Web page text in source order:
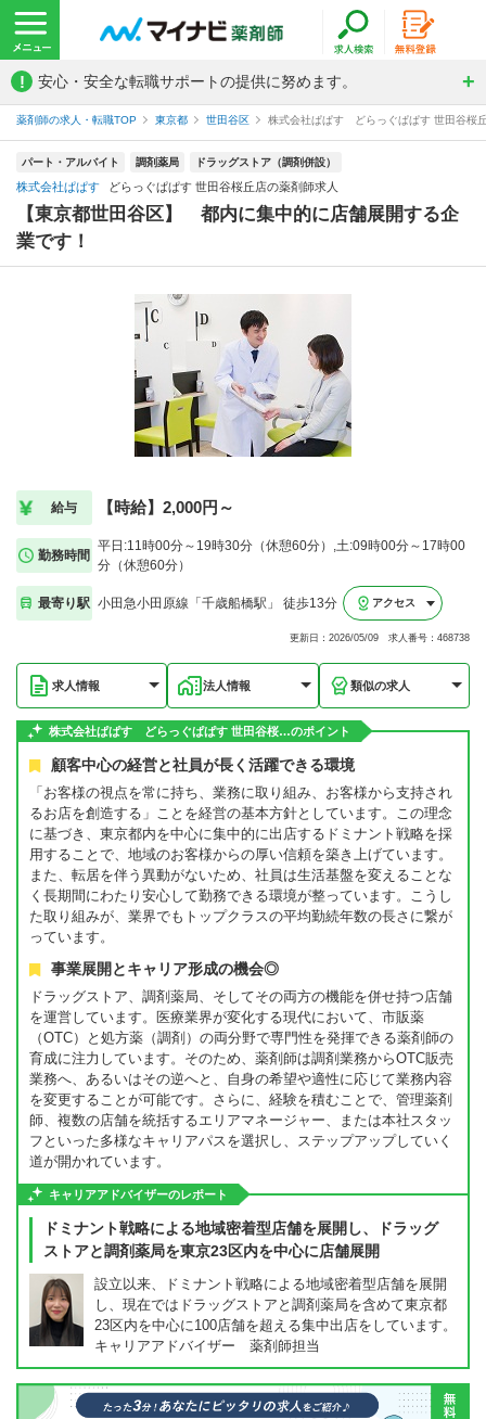
! 安心・安全な転職サポートの提供に努めます。
薬剤師の求人・転職TOP 東京都 世田谷区 株式会社ぱぱす どらっぐぱぱす 世田谷桜
パート・アルバイト 調剤薬局 ドラッグストア（調剤併設）
株式会社ぱぱす どらっぐぱぱす 世田谷桜丘店の薬剤師求人
【東京都世田谷区】 都内に集中的に店舗展開する企
業です！
給与 【時給】2,000円～
勤務時間
平日:11時00分～19時30分（休憩60分）,土:09時00分～17時00
分（休憩60分）
最寄り駅 小田急小田原線「千歳船橋駅」 徒歩13分 アクセス
更新日：2026/05/09 求人番号：468738
求人情報 法人情報 類似の求人
株式会社ぱぱす どらっぐぱぱす 世田谷桜…のポイント
顧客中心の経営と社員が長く活躍できる環境
「お客様の視点を常に持ち、業務に取り組み、お客様から支持され
るお店を創造する」ことを経営の基本方針としています。この理念
に基づき、東京都内を中心に集中的に出店するドミナント戦略を採
用することで、地域のお客様からの厚い信頼を築き上げています。
また、転居を伴う異動がないため、社員は生活基盤を変えることな
く長期間にわたり安心して勤務できる環境が整っています。こうし
た取り組みが、業界でもトップクラスの平均勤続年数の長さに繋が
っています。
事業展開とキャリア形成の機会◎
ドラッグストア、調剤薬局、そしてその両方の機能を併せ持つ店舗
を運営しています。医療業界が変化する現代において、市販薬
（OTC）と処方薬（調剤）の両分野で専門性を発揮できる薬剤師の
育成に注力しています。そのため、薬剤師は調剤業務からOTC販売
業務へ、あるいはその逆へと、自身の希望や適性に応じて業務内容
を変更することが可能です。さらに、経験を積むことで、管理薬剤
師、複数の店舗を統括するエリアマネージャー、または本社スタッ
フといった多様なキャリアパスを選択し、ステップアップしていく
道が開かれています。
キャリアアドバイザーのレポート
ドミナント戦略による地域密着型店舗を展開し、ドラッグ
ストアと調剤薬局を東京23区内を中心に店舗展開
設立以来、ドミナント戦略による地域密着型店舗を展開
し、現在ではドラッグストアと調剤薬局を含めて東京都
23区内を中心に100店舗を超える集中出店をしています。
キャリアアドバイザー 薬剤師担当